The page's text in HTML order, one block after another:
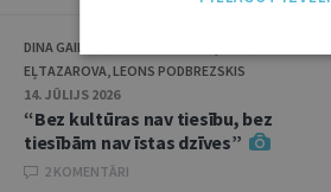
DINA GAILĪTE, SVETLANA KOVAĻČUKA, KSENIJA
EĻTAZAROVA, LEONS PODBREZSKIS
14. JŪLIJS 2026
“Bez kultūras nav tiesību, bez
tiesībām nav īstas dzīves”
2 KOMENTĀRI